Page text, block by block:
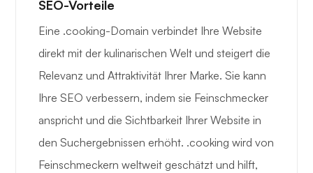
SEO-Vorteile
Eine .cooking-Domain verbindet Ihre Website
direkt mit der kulinarischen Welt und steigert die
Relevanz und Attraktivität Ihrer Marke. Sie kann
Ihre SEO verbessern, indem sie Feinschmecker
anspricht und die Sichtbarkeit Ihrer Website in
den Suchergebnissen erhöht. .cooking wird von
Feinschmeckern weltweit geschätzt und hilft,